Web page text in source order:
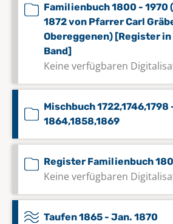
Familienbuch 1800 - 1970
1872 von Pfarrer Carl
Obereggenen) [Register
Band]
Keine verfügbaren
Mischbuch 1722,1746,1798
1864,1858,1869
Register Familienbuch
Keine verfügbaren
Taufen 1865 - Jan. 1870